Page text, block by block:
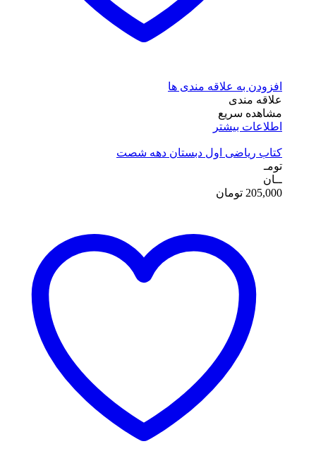
افزودن به علاقه مندی ها
علاقه مندی
مشاهده سریع
اطلاعات بیشتر
کتاب ریاضی اول دبستان دهه شصت
تومـ
ــان
205,000 تومان